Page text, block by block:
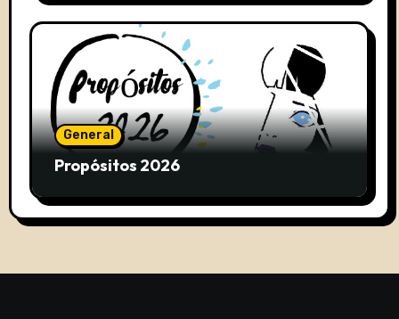
General
Propósitos 2026